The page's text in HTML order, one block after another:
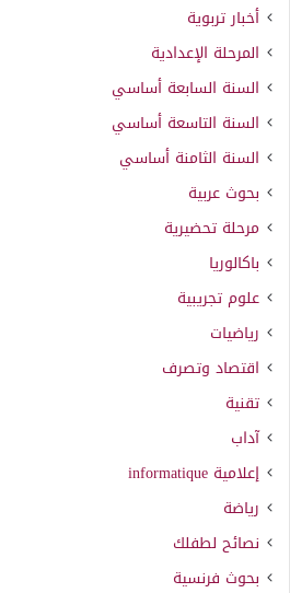
أخبار تربوية
المرحلة الإعدادية
السنة السابعة أساسي
السنة التاسعة أساسي
السنة الثامنة أساسي
بحوث عربية
مرحلة تحضيرية
باكالوريا
علوم تجريبية
رياضيات
اقتصاد وتصرف
تقنية
آداب
إعلامية informatique
رياضة
نصائح لطفلك
بحوث فرنسية